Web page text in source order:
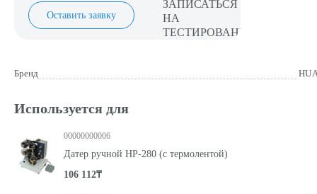
Оставить заявку
Бренд
Используется для
00000000006
Датер ручной НР-280 (с термолентой)
106 112₸